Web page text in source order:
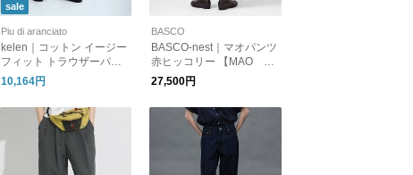
sale
Piu di aranciato
kelen｜コットン イージー
フィット トラウザーパン
ツ “ROY KINARI” lkl26hpt
2136
10,164円
BASCO
BASCO-nest｜マオパンツ
赤ヒッコリー 【MAO CL
ASSIC】ビッグポケットパ
ンツ ヒッコリーストライ
プ
27,500円